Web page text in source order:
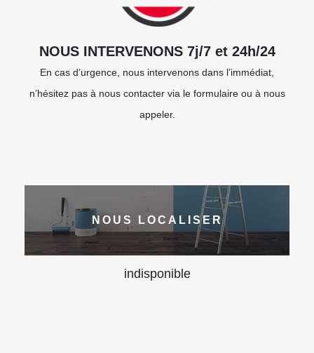
NOUS INTERVENONS 7j/7 et 24h/24
En cas d’urgence, nous intervenons dans l’immédiat,
n’hésitez pas à nous contacter via le formulaire ou à nous
appeler.
NOUS LOCALISER
indisponible